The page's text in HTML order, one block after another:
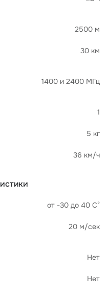
2500 м
30 км
1400 и 2400 МГц
1
5 кг
36 км/ч
от -30 до 40 С°
20 м/сек
Нет
Нет